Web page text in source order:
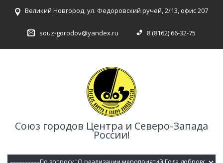
Великий Новгород, ул. Федоровский ручей, 2/13, офис 207
souz-gorodov@yandex.ru 8 (8162) 66-32-75
Союз городов Центра и Северо-Запада
России!